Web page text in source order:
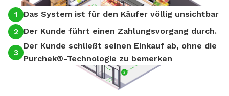
1
Das System ist für den Käufer völlig unsichtbar
2
Der Kunde führt einen Zahlungsvorgang durch.
3
Der Kunde schließt seinen Einkauf ab, ohne die
Purchek®-Technologie zu bemerken
1
2
3